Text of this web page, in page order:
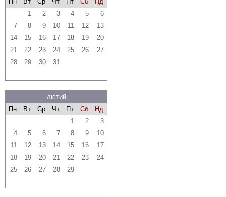
1
2 3 4 5
6
7
8 9 10 11 12
13
14
15 16 17 18 19
20
21
22 23 24 25 26
27
28
29 30 31
лютий
Пн
Вт Ср Чт Пт Сб
Нд
1
2
3
4
5 6 7 8 9
10
11
12 13 14 15 16
17
18
19 20 21 22 23
24
25
26 27 28 29